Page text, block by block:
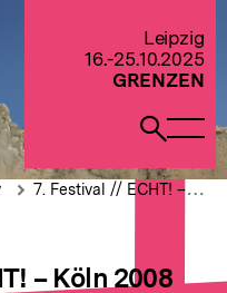
Leipzig
16.-25.10.2025
GRENZEN
öffnen
7. Festival // ECHT! – Köln 2008
– Köln 2008